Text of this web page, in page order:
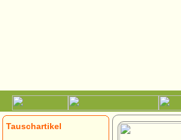
Tauschartikel